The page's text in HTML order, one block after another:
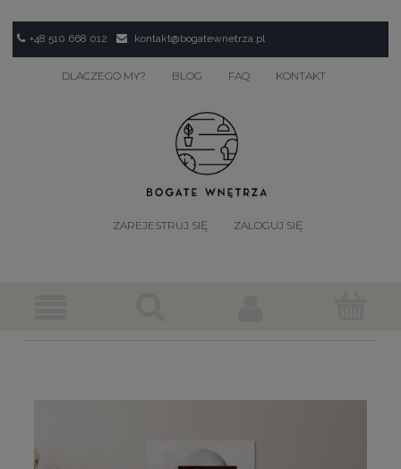
+48 510 668 012 kontakt@bogatewnetrza.pl
DLACZEGO MY? BLOG FAQ KONTAKT
ZAREJESTRUJ SIĘ ZALOGUJ SIĘ